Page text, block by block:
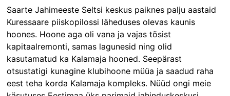
Saarte Jahimeeste Seltsi keskus paiknes palju aastaid
Kuressaare piiskopilossi läheduses olevas kaunis
hoones. Hoone aga oli vana ja vajas tõsist
kapitaalremonti, samas lagunesid ning olid
kasutamatud ka Kalamaja hooned. Seepärast
otsustatigi kunagine klubihoone müüa ja saadud raha
eest teha korda Kalamaja kompleks. Nüüd ongi meie